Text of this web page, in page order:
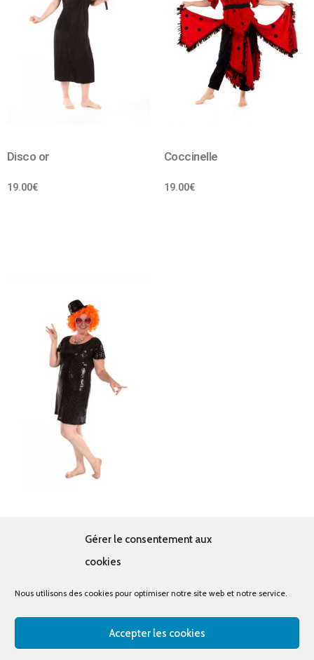
Gérer le consentement aux
cookies
Nous utilisons des cookies pour optimiser notre site web et notre service.
Accepter les cookies
Disco or
19.00€
Coccinelle
19.00€
© tous droits réservés - La cabine à costumes x Bout